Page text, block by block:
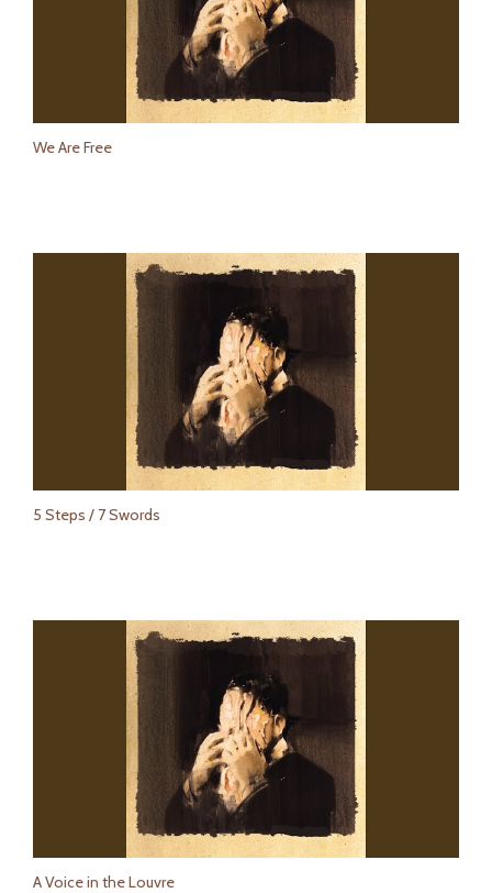
We Are Free
5 Steps / 7 Swords
A Voice in the Louvre